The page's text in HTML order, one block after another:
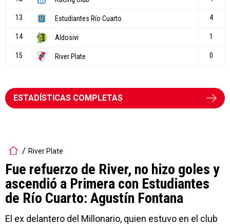
ESTADÍSTICAS COMPLETAS
River Plate
Fue refuerzo de River, no hizo goles y
ascendió a Primera con Estudiantes
de Río Cuarto: Agustín Fontana
El ex delantero del Millonario, quien estuvo en el club